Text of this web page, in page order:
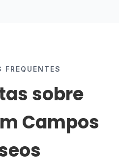
FREQUENTES
sobre
Campos